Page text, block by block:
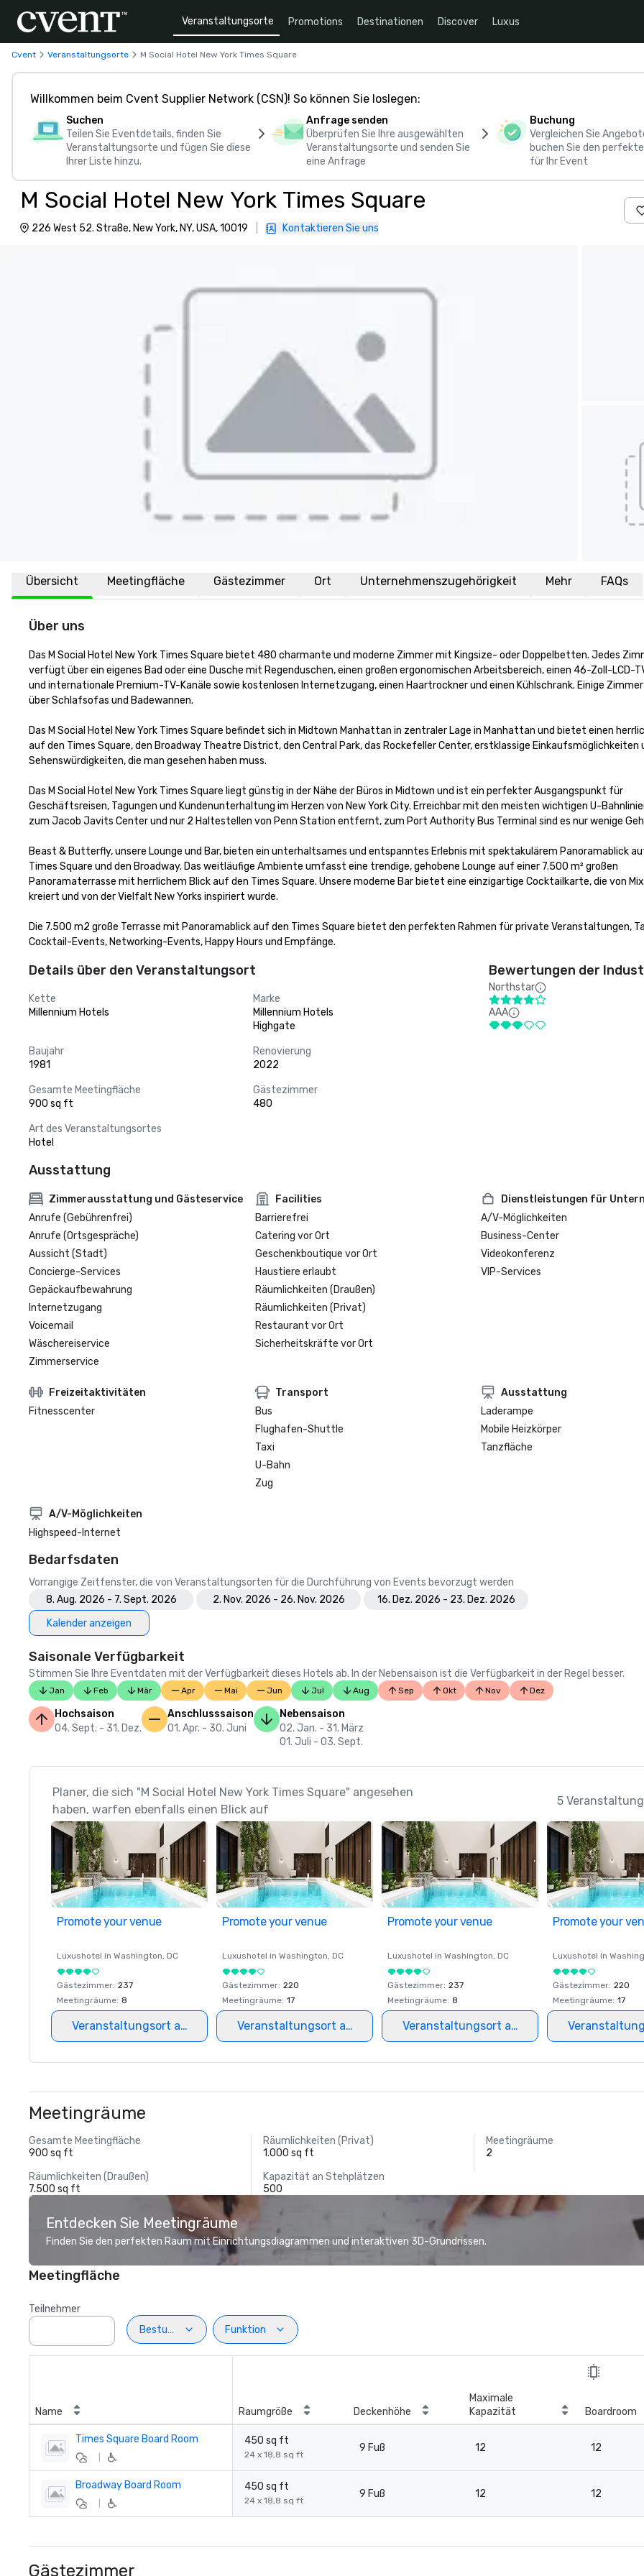
Veranstaltungsorte Promotions Destinationen Discover Luxus
Cvent Veranstaltungsorte M Social Hotel New York Times Square
Willkommen beim Cvent Supplier Network (CSN)! So können Sie loslegen:
Suchen
Teilen Sie Eventdetails, finden Sie
Veranstaltungsorte und fügen Sie diese
Ihrer Liste hinzu.
Anfrage senden
Überprüfen Sie Ihre ausgewählten
Veranstaltungsorte und senden Sie
eine Anfrage
Buchung
Vergleichen Sie
buchen Sie den
für Ihr Event
M Social Hotel New York Times Square
226 West 52. Straße, New York, NY, USA, 10019 Kontaktieren Sie uns
Übersicht Meetingfläche Gästezimmer Ort Unternehmenszugehörigkeit Mehr FAQs
Über uns
Das M Social Hotel New York Times Square bietet 480 charmante und moderne Zimmer mit Kingsize- oder Doppelbetten. Jedes
verfügt über ein eigenes Bad oder eine Dusche mit Regenduschen, einen großen ergonomischen Arbeitsbereich, einen 46-Zoll-LCD-
und internationale Premium-TV-Kanäle sowie kostenlosen Internetzugang, einen Haartrockner und einen Kühlschrank. Einige
über Schlafsofas und Badewannen.
Das M Social Hotel New York Times Square befindet sich in Midtown Manhattan in zentraler Lage in Manhattan und bietet einen
auf den Times Square, den Broadway Theatre District, den Central Park, das Rockefeller Center, erstklassige Einkaufsmöglichkeiten
Sehenswürdigkeiten, die man gesehen haben muss.
Das M Social Hotel New York Times Square liegt günstig in der Nähe der Büros in Midtown und ist ein perfekter Ausgangspunkt für
Geschäftsreisen, Tagungen und Kundenunterhaltung im Herzen von New York City. Erreichbar mit den meisten wichtigen U-
zum Jacob Javits Center und nur 2 Haltestellen von Penn Station entfernt, zum Port Authority Bus Terminal sind es nur wenige
Beast & Butterfly, unsere Lounge und Bar, bieten ein unterhaltsames und entspanntes Erlebnis mit spektakulärem Panoramablick
Times Square und den Broadway. Das weitläufige Ambiente umfasst eine trendige, gehobene Lounge auf einer 7.500 m² großen
Panoramaterrasse mit herrlichem Blick auf den Times Square. Unsere moderne Bar bietet eine einzigartige Cocktailkarte, die von
kreiert und von der Vielfalt New Yorks inspiriert wurde.
Die 7.500 m2 große Terrasse mit Panoramablick auf den Times Square bietet den perfekten Rahmen für private Veranstaltungen,
Cocktail-Events, Networking-Events, Happy Hours und Empfänge.
Details über den Veranstaltungsort
Kette
Millennium Hotels
Marke
Millennium Hotels
Highgate
Baujahr
1981
Renovierung
2022
Gesamte Meetingfläche
900 sq ft
Gästezimmer
480
Art des Veranstaltungsortes
Hotel
Bewertungen der
Northstar
AAA
Ausstattung
Zimmerausstattung und Gästeservice
Anrufe (Gebührenfrei)
Anrufe (Ortsgespräche)
Aussicht (Stadt)
Concierge-Services
Gepäckaufbewahrung
Internetzugang
Voicemail
Wäschereiservice
Zimmerservice
Facilities
Barrierefrei
Catering vor Ort
Geschenkboutique vor Ort
Haustiere erlaubt
Räumlichkeiten (Draußen)
Räumlichkeiten (Privat)
Restaurant vor Ort
Sicherheitskräfte vor Ort
Dienstleistungen für
A/V-Möglichkeiten
Business-Center
Videokonferenz
VIP-Services
Freizeitaktivitäten
Fitnesscenter
Transport
Bus
Flughafen-Shuttle
Taxi
U-Bahn
Zug
Ausstattung
Laderampe
Mobile Heizkörper
Tanzfläche
A/V-Möglichkeiten
Highspeed-Internet
Bedarfsdaten
Vorrangige Zeitfenster, die von Veranstaltungsorten für die Durchführung von Events bevorzugt werden
8. Aug. 2026 - 7. Sept. 2026
2. Nov. 2026 - 26. Nov. 2026
16. Dez. 2026 - 23. Dez. 2026
Kalender anzeigen
Saisonale Verfügbarkeit
Stimmen Sie Ihre Eventdaten mit der Verfügbarkeit dieses Hotels ab. In der Nebensaison ist die Verfügbarkeit in der Regel besser.
Jan Feb Mär Apr Mai Jun Jul Aug Sep Okt Nov Dez
Hochsaison
04. Sept. - 31. Dez.
Anschlusssaison
01. Apr. - 30. Juni
Nebensaison
02. Jan. - 31. März
01. Juli - 03. Sept.
Planer, die sich "M Social Hotel New York Times Square" angesehen
haben, warfen ebenfalls einen Blick auf
5
Promote your venue
Luxushotel in Washington, DC
Gästezimmer: 237
Meetingräume: 8
Veranstaltungsort auswählen
Promote your venue
Luxushotel in Washington, DC
Gästezimmer: 220
Meetingräume: 17
Veranstaltungsort auswählen
Promote your venue
Luxushotel in Washington, DC
Gästezimmer: 237
Meetingräume: 8
Veranstaltungsort auswählen
Promote your
Luxushotel in
Gästezimmer: 220
Meetingräume: 17
Meetingräume
Gesamte Meetingfläche
900 sq ft
Räumlichkeiten (Privat)
1.000 sq ft
Meetingräume
2
Räumlichkeiten (Draußen)
7.500 sq ft
Kapazität an Stehplätzen
500
Entdecken Sie Meetingräume
Finden Sie den perfekten Raum mit Einrichtungsdiagrammen und interaktiven 3D-Grundrissen.
Meetingfläche
Teilnehmer
Bestuhlung
Funktion
Name Raumgröße Deckenhöhe
Maximale
Kapazität
Boardroom
Times Square Board Room 450 sq ft
24 x 18,8 sq ft
9 Fuß 12 12
Broadway Board Room 450 sq ft
24 x 18,8 sq ft
9 Fuß 12 12
Gästezimmer